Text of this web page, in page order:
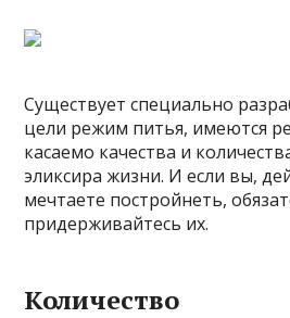
Существует специально
цели режим питья, имеются
касаемо качества и
эликсира жизни. И если вы,
мечтаете постройнеть,
придерживайтесь их.
Количество